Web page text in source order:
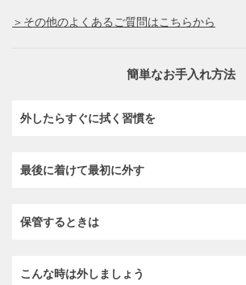
＞その他のよくあるご質問はこちらから
簡単なお手入れ方法
外したらすぐに拭く習慣を
最後に着けて最初に外す
保管するときは
こんな時は外しましょう